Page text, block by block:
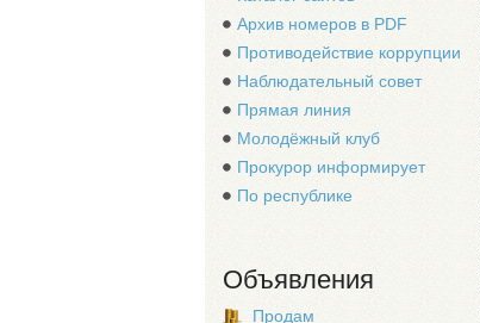
Архив номеров в PDF
Противодействие коррупции
Наблюдательный совет
Прямая линия
Молодёжный клуб
Прокурор информирует
По республике
Объявления
Продам